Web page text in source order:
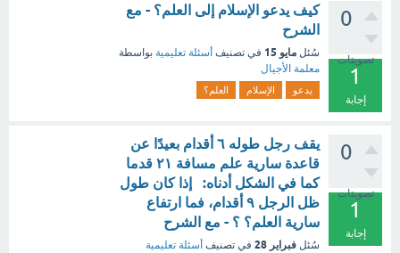
0
تصويتات
1
إجابة
كيف يدعو الإسلام إلى العلم؟ - مع
الشرح
سُئل مايو 15 في تصنيف أسئلة تعليمية بواسطة
معلمة الأجيال
يدعو الإسلام العلم؟
0
تصويتات
1
إجابة
يقف رجل طوله ٦ أقدام بعيدًا عن
قاعدة سارية علم مسافة ٢١ قدما
كما في الشكل أدناه: إذا كان طول
ظل الرجل ٩ أقدام، فما ارتفاع
سارية العلم؟ ؟ - مع الشرح
سُئل فبراير 28 في تصنيف أسئلة تعليمية